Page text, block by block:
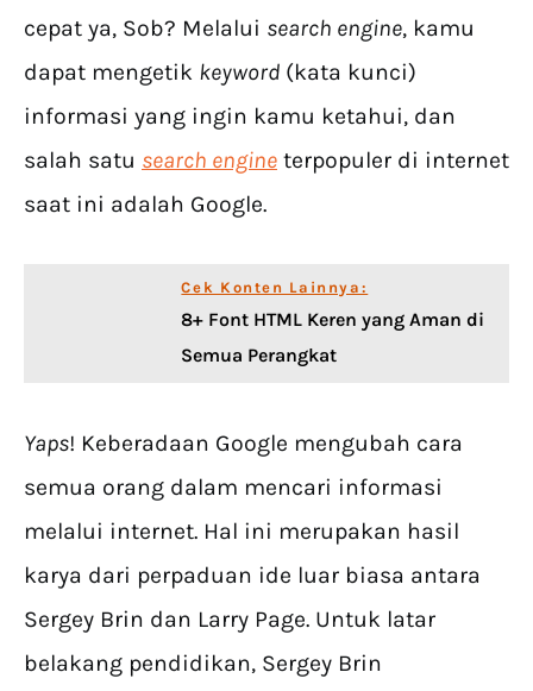
cepat ya, Sob? Melalui search engine, kamu
dapat mengetik keyword (kata kunci)
informasi yang ingin kamu ketahui, dan
salah satu search engine terpopuler di internet
saat ini adalah Google.
Cek Konten Lainnya:
8+ Font HTML Keren yang Aman di
Semua Perangkat
Yaps! Keberadaan Google mengubah cara
semua orang dalam mencari informasi
melalui internet. Hal ini merupakan hasil
karya dari perpaduan ide luar biasa antara
Sergey Brin dan Larry Page. Untuk latar
belakang pendidikan, Sergey Brin